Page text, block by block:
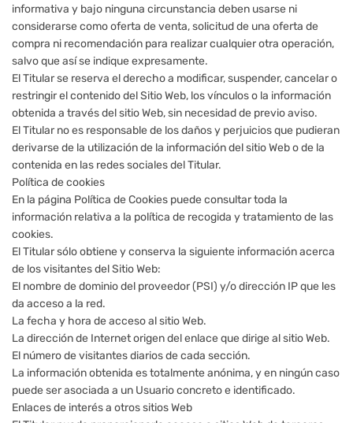
informativa y bajo ninguna circunstancia deben usarse ni
considerarse como oferta de venta, solicitud de una oferta de
compra ni recomendación para realizar cualquier otra operación,
salvo que así se indique expresamente.
El Titular se reserva el derecho a modificar, suspender, cancelar o
restringir el contenido del Sitio Web, los vínculos o la información
obtenida a través del sitio Web, sin necesidad de previo aviso.
El Titular no es responsable de los daños y perjuicios que pudieran
derivarse de la utilización de la información del sitio Web o de la
contenida en las redes sociales del Titular.
Política de cookies
En la página Política de Cookies puede consultar toda la
información relativa a la política de recogida y tratamiento de las
cookies.
El Titular sólo obtiene y conserva la siguiente información acerca
de los visitantes del Sitio Web:
El nombre de dominio del proveedor (PSI) y/o dirección IP que les
da acceso a la red.
La fecha y hora de acceso al sitio Web.
La dirección de Internet origen del enlace que dirige al sitio Web.
El número de visitantes diarios de cada sección.
La información obtenida es totalmente anónima, y en ningún caso
puede ser asociada a un Usuario concreto e identificado.
Enlaces de interés a otros sitios Web